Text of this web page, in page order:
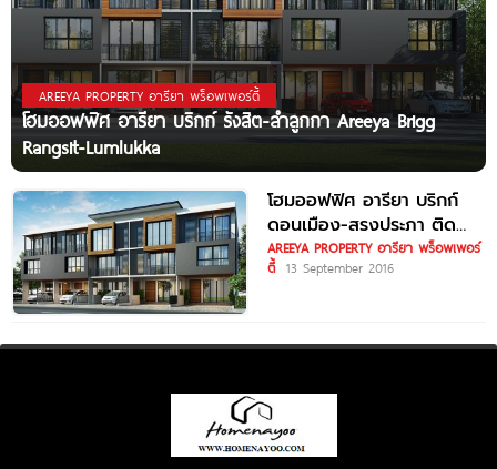
AREEYA PROPERTY อารียา พร็อพเพอร์ตี้
โฮมออฟฟิศ อารียา บริกก์ รังสิต-ลำลูกกา Areeya Brigg
Rangsit-Lumlukka
โฮมออฟฟิศ อารียา บริกก์
ดอนเมือง-สรงประภา ติด
สนามบินดอนเมือง และ
รถไฟฟ้า เริ่ม 4.49 ล้านบาท
AREEYA PROPERTY อารียา พร็อพเพอร์
ตี้ 13 September 2016